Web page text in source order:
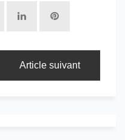
Article suivant